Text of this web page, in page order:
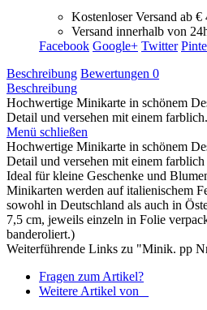
Kostenloser Versand ab
Versand innerhalb von
Facebook Google+ Twitter
Beschreibung Bewertungen 0
Beschreibung
Hochwertige Minikarte in schönem
Detail und versehen mit einem
Menü schließen
Hochwertige Minikarte in schönem
Detail und versehen mit einem
Ideal für kleine Geschenke und
Minikarten werden auf italienischem
sowohl in Deutschland als auch in
7,5 cm, jeweils einzeln in Folie
banderoliert.)
Weiterführende Links zu "Minik. pp
Fragen zum Artikel?
Weitere Artikel von _